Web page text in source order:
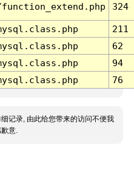
324
211
62
94
76
记录, 由此给您带来的访问不便我
意.